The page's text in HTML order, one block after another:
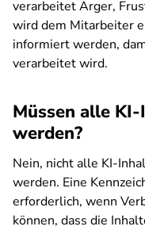
verarbeitet Ärger,
wird dem Mitarbeiter
informiert werden,
verarbeitet wird.
Müssen alle
werden?
Nein, nicht alle KI-
werden. Eine
erforderlich, wenn
können, dass die